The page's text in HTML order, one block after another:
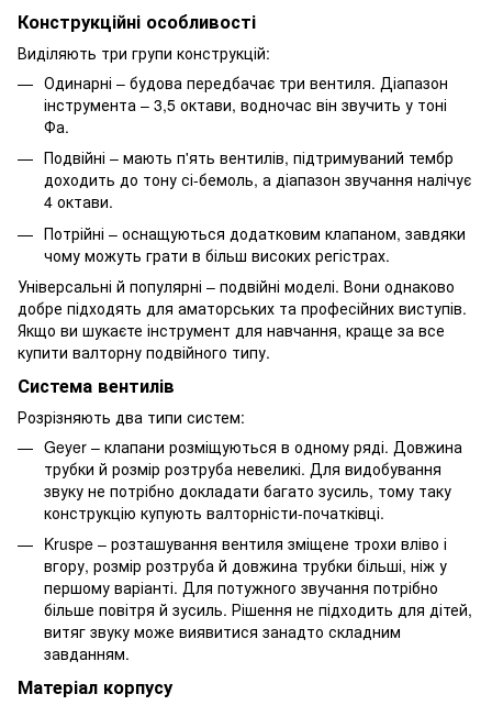
Конструкційні особливості
Виділяють три групи конструкцій:
Одинарні – будова передбачає три вентиля. Діапазон
інструмента – 3,5 октави, водночас він звучить у тоні
Фа.
Подвійні – мають п'ять вентилів, підтримуваний тембр
доходить до тону сі-бемоль, а діапазон звучання налічує
4 октави.
Потрійні – оснащуються додатковим клапаном, завдяки
чому можуть грати в більш високих регістрах.
Універсальні й популярні – подвійні моделі. Вони однаково
добре підходять для аматорських та професійних виступів.
Якщо ви шукаєте інструмент для навчання, краще за все
купити валторну подвійного типу.
Система вентилів
Розрізняють два типи систем:
Geyer – клапани розміщуються в одному ряді. Довжина
трубки й розмір розтруба невеликі. Для видобування
звуку не потрібно докладати багато зусиль, тому таку
конструкцію купують валторністи-початківці.
Kruspe – розташування вентиля зміщене трохи вліво і
вгору, розмір розтруба й довжина трубки більші, ніж у
першому варіанті. Для потужного звучання потрібно
більше повітря й зусиль. Рішення не підходить для дітей,
витяг звуку може виявитися занадто складним
завданням.
Матеріал корпусу